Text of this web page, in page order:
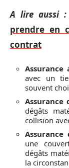
A lire aussi :
prendre en
contrat
Assurance
avec un
souvent
Assurance
dégâts
collision
une
dégâts
la